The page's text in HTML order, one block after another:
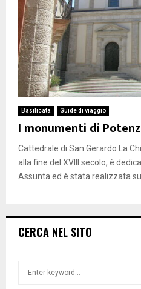
Basilicata Guide di viaggio
I monumenti di
Cattedrale di San Gerardo La
alla fine del XVIII secolo, è
Assunta ed è stata realizzata su
CERCA NEL SITO